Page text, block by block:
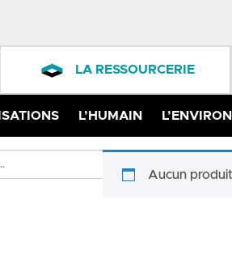
LA RESSOURCERIE
L’HUMAIN
Aucun